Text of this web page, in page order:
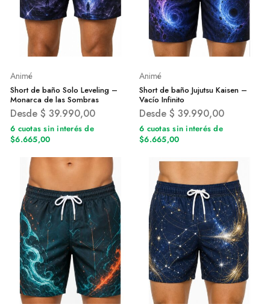
Animé
Short de baño Solo Leveling –
Monarca de las Sombras
Desde $ 39.990,00
6 cuotas sin interés de
$6.665,00
Animé
Short de baño Jujutsu Kaisen –
Vacío Infinito
Desde $ 39.990,00
6 cuotas sin interés de
$6.665,00